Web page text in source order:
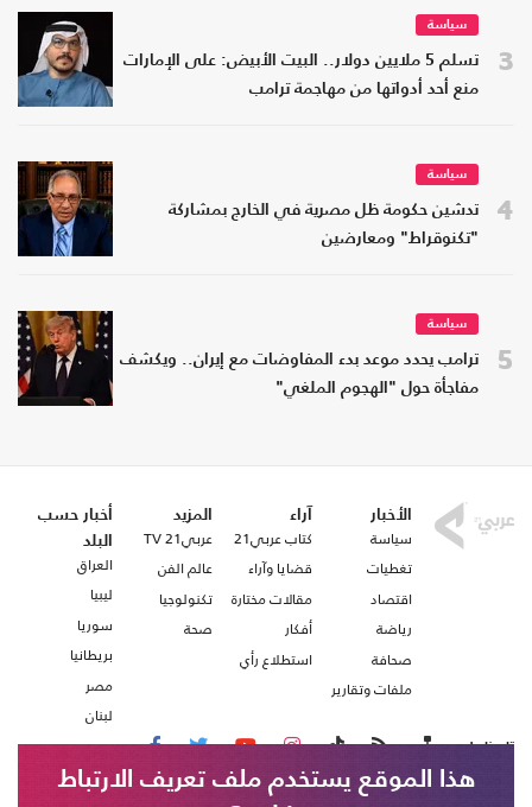
3
سياسة
تسلم 5 ملايين دولار.. البيت الأبيض: على الإمارات
منع أحد أدواتها من مهاجمة ترامب
4
سياسة
تدشين حكومة ظل مصرية في الخارج بمشاركة
"تكنوقراط" ومعارضين
5
سياسة
ترامب يحدد موعد بدء المفاوضات مع إيران.. ويكشف
مفاجأة حول "الهجوم الملغي"
الأخبار
سياسة
تغطيات
اقتصاد
رياضة
صحافة
ملفات وتقارير
آراء
كتاب عربي21
قضايا وآراء
مقالات مختارة
أفكار
استطلاع رأي
المزيد
عربي21 TV
عالم الفن
تكنولوجيا
صحة
أخبار حسب
البلد
العراق
ليبيا
سوريا
بريطانيا
مصر
لبنان
تابعنا على
هذا الموقع يستخدم ملف تعريف الارتباط